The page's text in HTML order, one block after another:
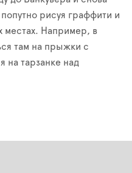
рисуя граффити и
местах. Например, в
там на прыжки с
на тарзанке над